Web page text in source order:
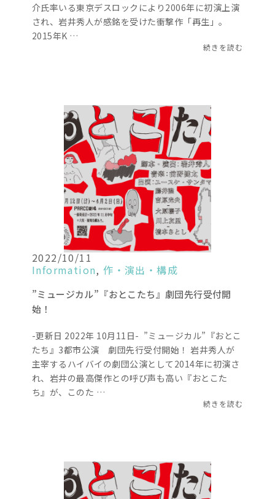
介氏率いる東京デスロックにより2006年に初演上演
され、岩井秀人が感銘を受けた衝撃作「再生」。
2015年K …
続きを読む
2022/10/11
Information,作・演出・構成
”ミュージカル”『おとこたち』劇団先行受付開
始！
-更新日 2022年 10月11日- ”ミュージカル”『おとこ
たち』3都市公演 劇団先行受付開始！ 岩井秀人が
主宰するハイバイの劇団公演として2014年に初演さ
れ、岩井の最高傑作との呼び声も高い『おとこた
ち』が、このた …
続きを読む